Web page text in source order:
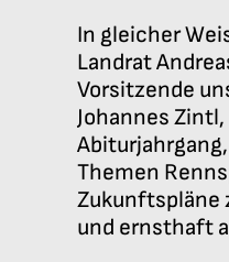
In gleicher
Landrat
Vorsitzende
Johannes
Themen
Zukunftspläne
und ernsthaft